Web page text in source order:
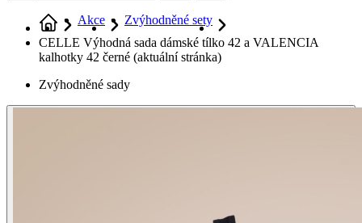
Akce
Zvýhodněné sety
CELLE Výhodná sada dámské tílko 42 a VALENCIA
kalhotky 42 černé (aktuální stránka)
Zvýhodněné sady